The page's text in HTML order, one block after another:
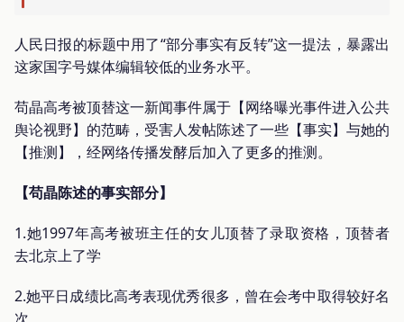
人民日报的标题中用了“部分事实有反转”这一提法，暴露出
这家国字号媒体编辑较低的业务水平。
苟晶高考被顶替这一新闻事件属于【网络曝光事件进入公共
舆论视野】的范畴，受害人发帖陈述了一些【事实】与她的
【推测】，经网络传播发酵后加入了更多的推测。
【苟晶陈述的事实部分】
1.她1997年高考被班主任的女儿顶替了录取资格，顶替者
去北京上了学
2.她平日成绩比高考表现优秀很多，曾在会考中取得较好名